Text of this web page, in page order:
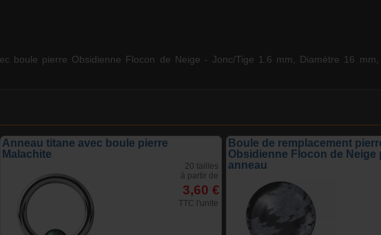
boule pierre Obsidienne Flocon de Neige - Jonc/Tige 1.6 mm, Diamètre 16 mm,
Anneau titane avec boule pierre
Malachite
20 tailles
à partir de
3,60 €
TTC l'unite
Boule de remplacement
Obsidienne Flocon de Neige
anneau